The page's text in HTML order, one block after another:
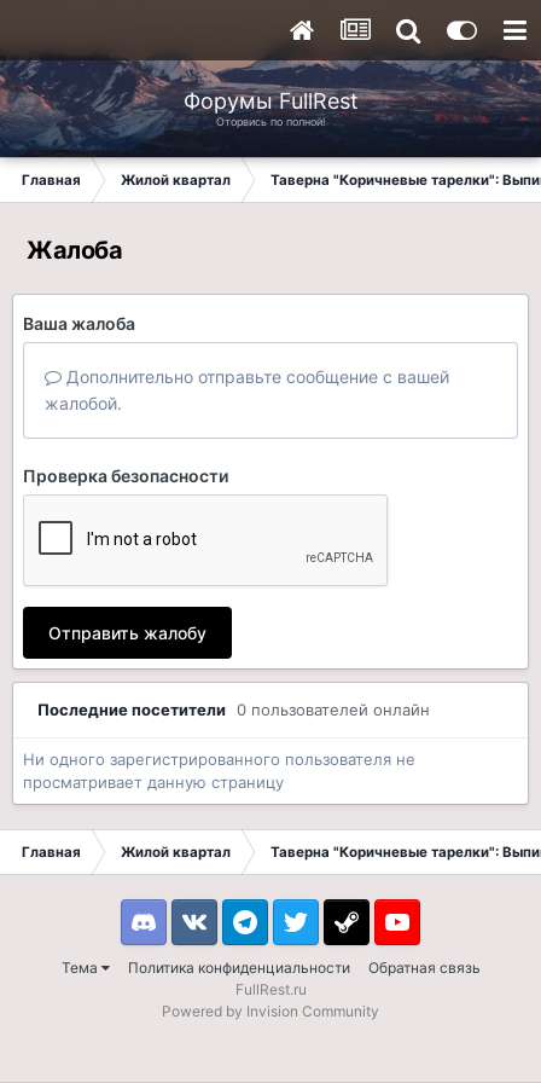
Форумы FullRest
Оторвись по полной!
Главная Жилой квартал Таверна "Коричневые тарелки":
Жалоба
Ваша жалоба
Дополнительно отправьте сообщение с вашей
жалобой.
Проверка безопасности
Отправить жалобу
Последние посетители 0 пользователей онлайн
Ни одного зарегистрированного пользователя не
просматривает данную страницу
Главная Жилой квартал Таверна "Коричневые тарелки":
Тема Политика конфиденциальности Обратная связь
DiscordVK TelegramTwitter Steam Youtube
FullRest.ru
Powered by Invision Community